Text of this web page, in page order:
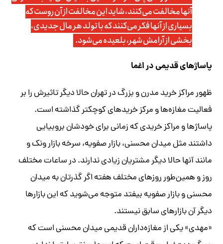
آنها مخالفت می‌کنند، شاید این مخالفت از آن روست که
بسیاری از آنها فکر می‌کنند که با تولد هر مال جدیدی،
بخشی از آرامش شهر، بلعیده می‌شود.
پاساژهای قدیمی در اغما
ظهور مراکز خرید مدرن و بزرگ در تهران حالا دیگر تاثیرش را بر
فعالیت مغازه‌ها و مرکز خریدهای کوچکتر گذاشته است.
پاساژها و مراکز خریدی که زمانی برای خودشان بروبیایی
داشتند مثل میدان محسنی، بازار صفویه، سرخه بازار ونک و
مانند آنها حالا دیگر مشتریان زیادی ندارند. در ساعات مختلف
روز و همین‌طور روزهای مختلف هفته اگر گذرتان به میدان
محسنی و بازار صفویه بیفتد متوجه می‌شوید که این بازارها
دیگر آن بازارهای سابق نیستند.
«مهدی» یکی از مغازه‌داران قدیمی میدان محسنی است که